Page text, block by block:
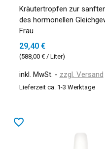
Kräutertropfen zur
des hormonellen
Frau
29,40 €
(588,00 € / Liter)
inkl. MwSt. zzgl. Versand
Lieferzeit ca. 1-3 Werktage
favorite_border